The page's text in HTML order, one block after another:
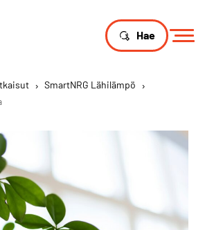
Hae
› SmartNRG Lähilämpö ›